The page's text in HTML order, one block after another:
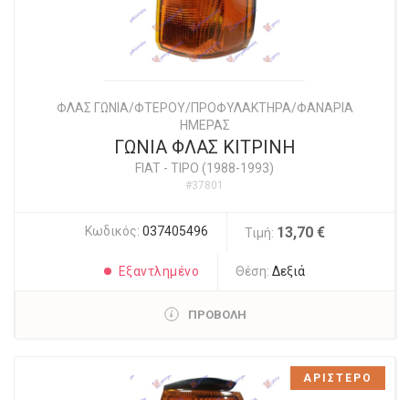
ΦΛΑΣ ΓΩΝΙΑ/ΦΤΕΡΟΥ/ΠΡΟΦΥΛΑΚΤΗΡΑ/ΦΑΝΑΡΙΑ
ΗΜΕΡΑΣ
ΓΩΝΙΑ ΦΛΑΣ ΚΙΤΡΙΝΗ
FIAT - TIPO (1988-1993)
#37801
Κωδικός: 037405496 Τιμή: 13,70 €
Εξαντλημένο Θέση:Δεξιά
ΠΡΟΒΟΛΗ
ΑΡΙΣΤΕΡΟ